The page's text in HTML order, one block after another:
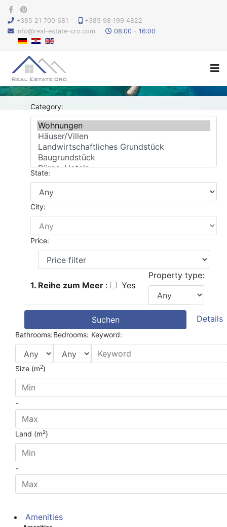
+385 21 700 681
+385 98 199 4822
info@real-estate-cro.com
08:00 - 16:00
Category:
State:
City:
Price:
1. Reihe zum Meer : Yes
Property type:
Suchen Details
Bathrooms:Bedrooms: Keyword:
Size (m2)
-
Land (m2)
-
Amenities